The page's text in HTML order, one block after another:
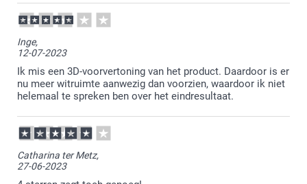
Inge,
12-07-2023
Ik mis een 3D-voorvertoning van het product. Daardoor is er
nu meer witruimte aanwezig dan voorzien, waardoor ik niet
helemaal te spreken ben over het eindresultaat.
Catharina ter Metz,
27-06-2023